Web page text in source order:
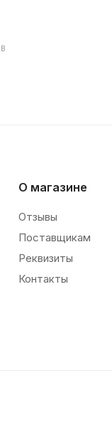
О магазине
Отзывы
Поставщикам
Реквизиты
Контакты